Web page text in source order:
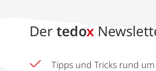
Der tedox
Tipps und Tricks rund